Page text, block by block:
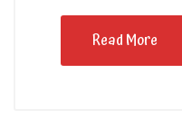
Read More